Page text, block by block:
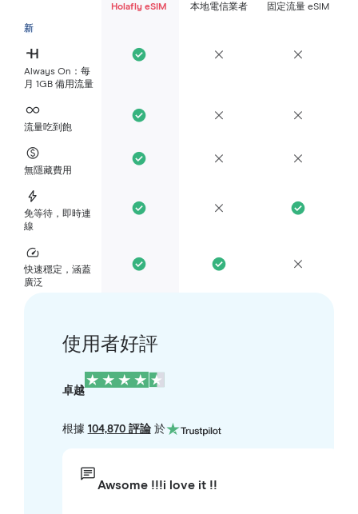
Holafly eSIM 本地電信業者 固定流量 eSIM
新
Always On：每
月 1GB 備用流量
流量吃到飽
無隱藏費用
免等待，即時連
線
快速穩定，涵蓋
廣泛
使用者好評
卓越
根據 104,870 評論於
Awsome !!!i love it !!